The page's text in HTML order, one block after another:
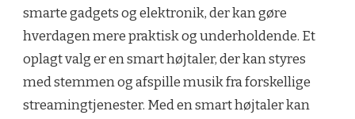
smarte gadgets og elektronik, der kan gøre
hverdagen mere praktisk og underholdende. Et
oplagt valg er en smart højtaler, der kan styres
med stemmen og afspille musik fra forskellige
streamingtjenester. Med en smart højtaler kan